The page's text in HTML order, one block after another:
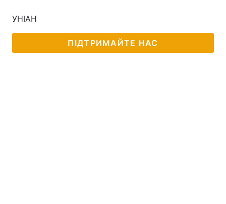
УНІАН
ПІДТРИМАЙТЕ НАС